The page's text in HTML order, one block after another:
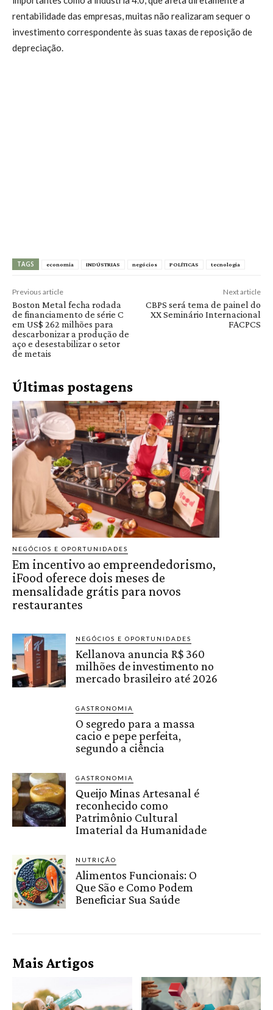
rentabilidade das empresas, muitas não realizaram sequer o
investimento correspondente às suas taxas de reposição de
depreciação.
TAGS economia INDÚSTRIAS negócios POLÍTICAS tecnologia
Previous article
Boston Metal fecha rodada
de financiamento de série C
em US$ 262 milhões para
descarbonizar a produção de
aço e desestabilizar o setor
de metais
Next article
CBPS será tema de painel do
XX Seminário Internacional
FACPCS
Últimas postagens
NEGÓCIOS E OPORTUNIDADES
Em incentivo ao empreendedorismo,
iFood oferece dois meses de
mensalidade grátis para novos
restaurantes
NEGÓCIOS E OPORTUNIDADES
Kellanova anuncia R$ 360
milhões de investimento no
mercado brasileiro até 2026
GASTRONOMIA
O segredo para a massa
cacio e pepe perfeita,
segundo a ciência
GASTRONOMIA
Queijo Minas Artesanal é
reconhecido como
Patrimônio Cultural
Imaterial da Humanidade
NUTRIÇÃO
Alimentos Funcionais: O
Que São e Como Podem
Beneficiar Sua Saúde
Mais Artigos